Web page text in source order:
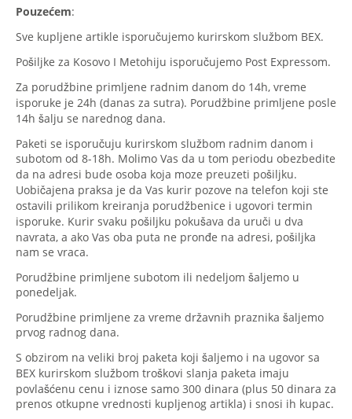
Pouzećem:
Sve kupljene artikle isporučujemo kurirskom službom BEX.
Pošiljke za Kosovo I Metohiju isporučujemo Post Expressom.
Za porudžbine primljene radnim danom do 14h, vreme
isporuke je 24h (danas za sutra). Porudžbine primljene posle
14h šalju se narednog dana.
Paketi se isporučuju kurirskom službom radnim danom i
subotom od 8-18h. Molimo Vas da u tom periodu obezbedite
da na adresi bude osoba koja moze preuzeti pošiljku.
Uobičajena praksa je da Vas kurir pozove na telefon koji ste
ostavili prilikom kreiranja porudžbenice i ugovori termin
isporuke. Kurir svaku pošiljku pokušava da uruči u dva
navrata, a ako Vas oba puta ne pronđe na adresi, pošiljka
nam se vraca.
Porudžbine primljene subotom ili nedeljom šaljemo u
ponedeljak.
Porudžbine primljene za vreme državnih praznika šaljemo
prvog radnog dana.
S obzirom na veliki broj paketa koji šaljemo i na ugovor sa
BEX kurirskom službom troškovi slanja paketa imaju
povlašćenu cenu i iznose samo 300 dinara (plus 50 dinara za
prenos otkupne vrednosti kupljenog artikla) i snosi ih kupac.